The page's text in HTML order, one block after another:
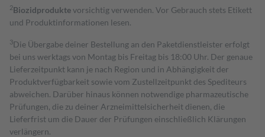
2Biozidproduktevorsichtig verwenden. Vor Gebrauch stets Etikett
und Produktinformationen lesen.
3Die Übergabe deiner Bestellung an den Paketdienstleister erfolgt
bei uns werktags von Montag bis Freitag bis 18:00 Uhr. Der genaue
Lieferzeitpunkt kann je nach Region und in Abhängigkeit der
Produktverfügbarkeit sowie vom Zustellzeitpunkt des Spediteurs
abweichen. Darüber hinaus können notwendige pharmazeutische
Prüfungen, die zu deiner Arzneimittelsicherheit dienen, die
Lieferfrist um die Dauer der Prüfungen einschließlich Klärungen
verlängern.